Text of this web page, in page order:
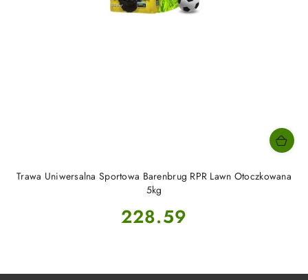
Trawa Uniwersalna Sportowa Barenbrug RPR Lawn Otoczkowana
5kg
Cena:
228.59